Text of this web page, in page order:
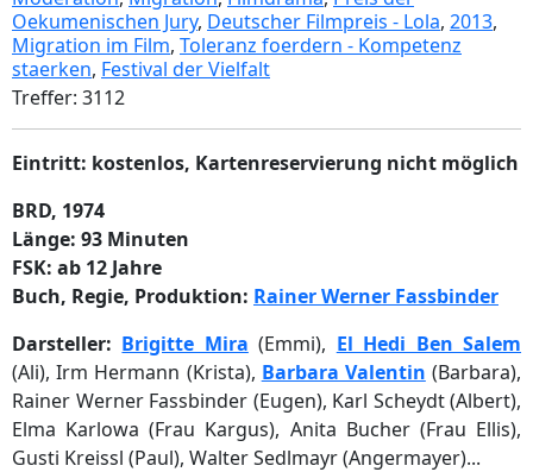
Oekumenischen Jury, Deutscher Filmpreis - Lola, 2013,
Migration im Film, Toleranz foerdern - Kompetenz
staerken, Festival der Vielfalt
Treffer: 3112
Eintritt: kostenlos, Kartenreservierung nicht möglich
BRD, 1974
Länge: 93 Minuten
FSK: ab 12 Jahre
Buch, Regie, Produktion: Rainer Werner Fassbinder
Darsteller: Brigitte Mira (Emmi), El Hedi Ben Salem
(Ali), Irm Hermann (Krista), Barbara Valentin (Barbara),
Rainer Werner Fassbinder (Eugen), Karl Scheydt (Albert),
Elma Karlowa (Frau Kargus), Anita Bucher (Frau Ellis),
Gusti Kreissl (Paul), Walter Sedlmayr (Angermayer)...